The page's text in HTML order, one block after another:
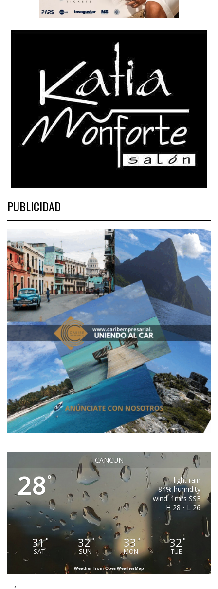
PUBLICIDAD
CANCUN
28°
light rain
84% humidity
wind: 1m/s SSE
H 28 • L 26
31°
SAT
32°
SUN
33 °
MON
32°
TUE
Weather from OpenWeatherMap